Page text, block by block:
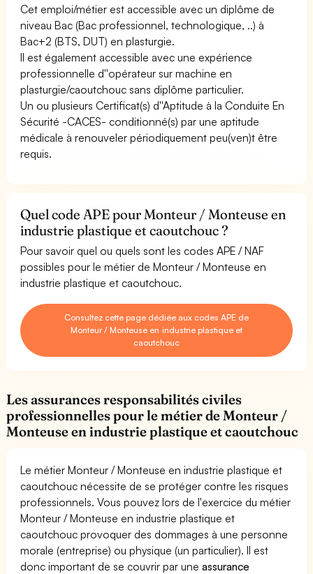
Cet emploi/métier est accessible avec un diplôme de
niveau Bac (Bac professionnel, technologique, ..) à
Bac+2 (BTS, DUT) en plasturgie.
Il est également accessible avec une expérience
professionnelle d''opérateur sur machine en
plasturgie/caoutchouc sans diplôme particulier.
Un ou plusieurs Certificat(s) d''Aptitude à la Conduite En
Sécurité -CACES- conditionné(s) par une aptitude
médicale à renouveler périodiquement peu(ven)t être
requis.
Quel code APE pour Monteur / Monteuse en
industrie plastique et caoutchouc ?
Pour savoir quel ou quels sont les codes APE / NAF
possibles pour le métier de Monteur / Monteuse en
industrie plastique et caoutchouc.
Consultez cette page dédiée aux codes APE de
Monteur / Monteuse en industrie plastique et
caoutchouc
Les assurances responsabilités civiles
professionnelles pour le métier de Monteur /
Monteuse en industrie plastique et caoutchouc
Le métier Monteur / Monteuse en industrie plastique et
caoutchouc nécessite de se protéger contre les risques
professionnels. Vous pouvez lors de l'exercice du métier
Monteur / Monteuse en industrie plastique et
caoutchouc provoquer des dommages à une personne
morale (entreprise) ou physique (un particulier). Il est
donc important de se couvrir par uneassurance